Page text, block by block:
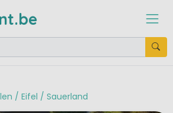
/ Eifel / Sauerland